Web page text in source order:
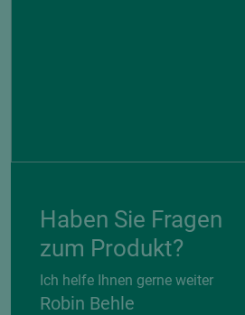
Haben Sie Fragen
zum Produkt?
Ich helfe Ihnen gerne weiter
Robin Behle